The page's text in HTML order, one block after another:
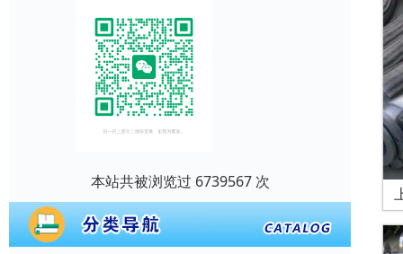
本站共被浏览过 6739567 次